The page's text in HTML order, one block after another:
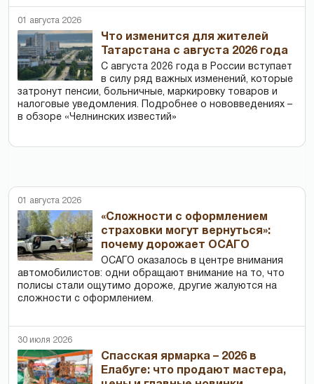
01 августа 2026
Что изменится для жителей
Татарстана с августа 2026 года
С августа 2026 года в России вступает
в силу ряд важных изменений, которые
затронут пенсии, больничные, маркировку товаров и
налоговые уведомления. Подробнее о нововведениях –
в обзоре «Челнинских известий»
01 августа 2026
«Сложности с оформлением
страховки могут вернуться»:
почему дорожает ОСАГО
ОСАГО оказалось в центре внимания
автомобилистов: одни обращают внимание на то, что
полисы стали ощутимо дороже, другие жалуются на
сложности с оформлением.
30 июля 2026
Спасская ярмарка – 2026 в
Елабуге: что продают мастера,